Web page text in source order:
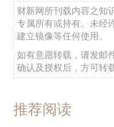
财新网所刊载内容之知
专属所有或持有。未经
建立镜像等任何使用。
如有意愿转载，请发邮
确认及授权后，方可转载
推荐阅读